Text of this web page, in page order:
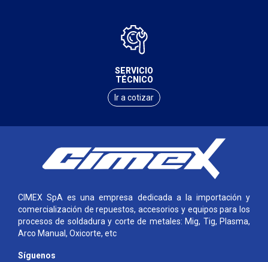
SERVICIO
TÉCNICO
Ir a cotizar
CIMEX SpA es una empresa dedicada a la importación y
comercialización de repuestos, accesorios y equipos para los
procesos de soldadura y corte de metales: Mig, Tig, Plasma,
Arco Manual, Oxicorte, etc
Síguenos